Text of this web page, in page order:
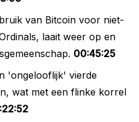
van Bitcoin voor niet-
laait weer op en
00:45:25
'ongelooflijk' vierde
wat met een flinke korrel